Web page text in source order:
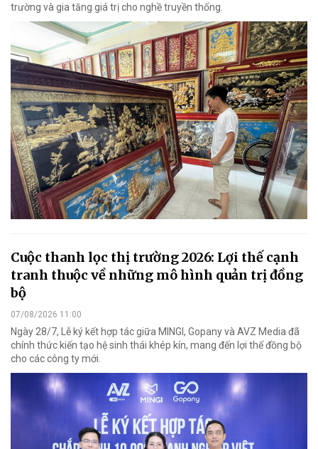
trường và gia tăng giá trị cho nghề truyền thống.
Cuộc thanh lọc thị trường 2026: Lợi thế cạnh
tranh thuộc về những mô hình quản trị đồng
bộ
07/08/2026 11:00
Ngày 28/7, Lễ ký kết hợp tác giữa MINGI, Gopany và AVZ Media đã
chính thức kiến tạo hệ sinh thái khép kín, mang đến lợi thế đồng bộ
cho các công ty mới.